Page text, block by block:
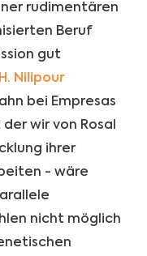
rudimentären
Beruf
gut
Nilipour
bei Empresas
wir von Rosal
ihrer
- wäre
nicht möglich